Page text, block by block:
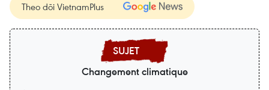
Theo dõi VietnamPlus
Changement climatique